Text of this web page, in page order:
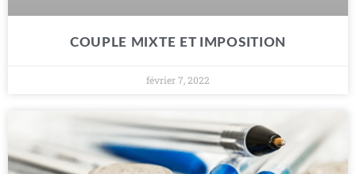
COUPLE MIXTE ET IMPOSITION
février 7, 2022